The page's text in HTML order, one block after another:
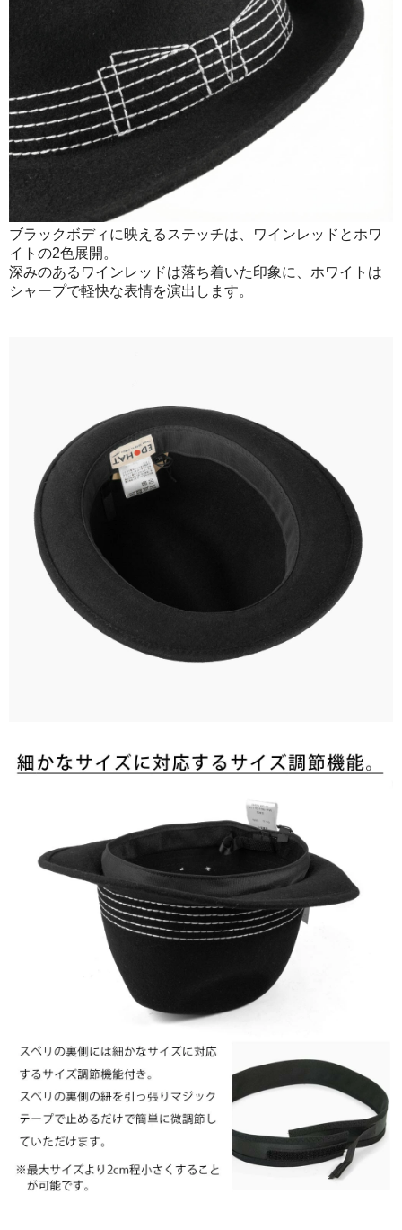
ブラックボディに映えるステッチは、ワインレッドとホワ
イトの2色展開。
深みのあるワインレッドは落ち着いた印象に、ホワイトは
シャープで軽快な表情を演出します。